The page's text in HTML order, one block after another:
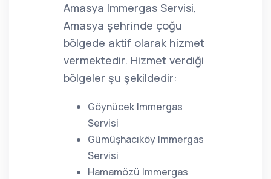
Amasya Immergas Servisi,
Amasya şehrinde çoğu
bölgede aktif olarak hizmet
vermektedir. Hizmet verdiği
bölgeler şu şekildedir:
Göynücek Immergas
Servisi
Gümüşhacıköy Immergas
Servisi
Hamamözü Immergas